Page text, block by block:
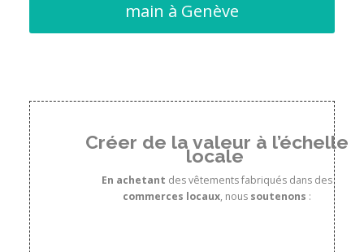
main à Genève
Créer de la valeur à l’échelle
locale
En achetant des vêtements fabriqués dans des
commerces locaux, nous soutenons :